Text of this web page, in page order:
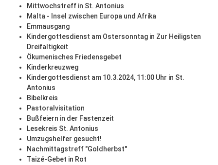
Mittwochstreff in St. Antonius
Malta - Insel zwischen Europa und Afrika
Emmausgang
Kindergottesdienst am Ostersonntag in Zur Heiligsten
Dreifaltigkeit
Ökumenisches Friedensgebet
Kinderkreuzweg
Kindergottesdienst am 10.3.2024, 11:00 Uhr in St.
Antonius
Bibelkreis
Pastoralvisitation
Bußfeiern in der Fastenzeit
Lesekreis St. Antonius
Umzugshelfer gesucht!
Nachmittagstreff "Goldherbst"
Taizé-Gebet in Rot